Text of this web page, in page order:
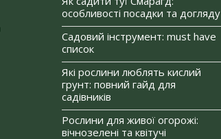
особливості посадки та догляду
Садовий інструмент: must have
список
Які рослини люблять кислий
грунт: повний гайд для
садівників
Рослини для живої огорожі:
вічнозелені та квітучі